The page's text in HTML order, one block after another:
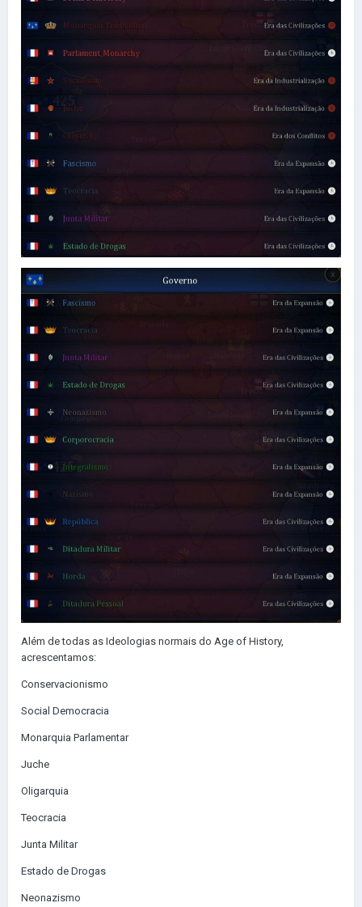
Além de todas as Ideologias normais do Age of History,
acrescentamos:
Conservacionismo
Social Democracia
Monarquia Parlamentar
Juche
Oligarquia
Teocracia
Junta Militar
Estado de Drogas
Neonazismo